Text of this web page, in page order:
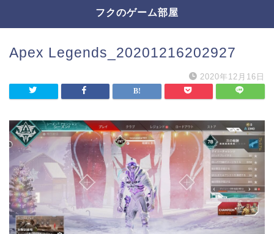
フクのゲーム部屋
Apex Legends_20201216202927
2020年12月16日